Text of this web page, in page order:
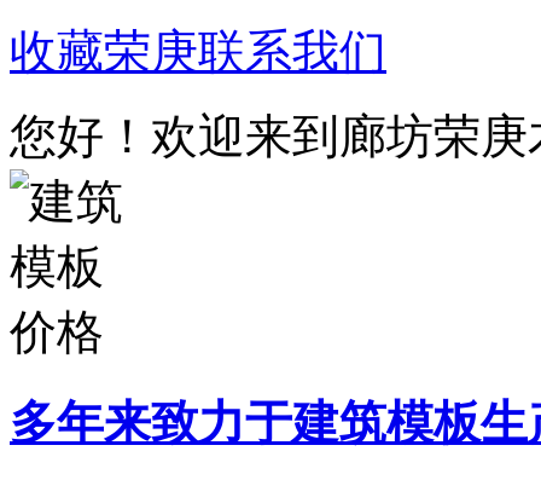
收藏荣庚联系我们
您好！欢迎来到廊坊荣
多年来致力于建筑模板生